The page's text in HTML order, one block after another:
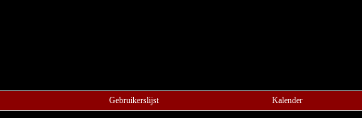
Gebruikerslijst Kalender